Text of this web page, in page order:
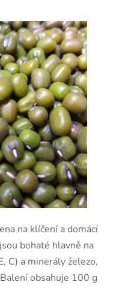
na klíčení a domácí
bohaté hlavně na
C) a minerály železo,
obsahuje 100 g